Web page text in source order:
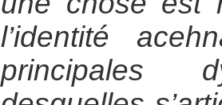
l’identité
principales